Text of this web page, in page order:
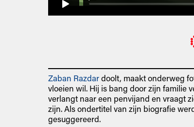
Zaban Razdardoolt, maakt onderweg
vloeien wil. Hij is bang door zijn familie
verlangt naar een penvijand en vraagt
zijn. Als ondertitel van zijn biografie
gesuggereerd.